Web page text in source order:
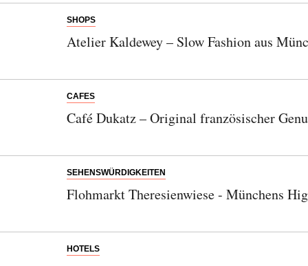
SHOPS
Atelier Kaldewey – Slow Fashion aus
CAFES
Café Dukatz – Original französischer
SEHENSWÜRDIGKEITEN
Flohmarkt Theresienwiese - Münchens
HOTELS